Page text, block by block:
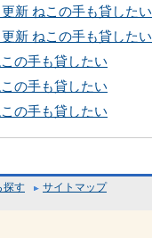
新 ねこの手も貸したい
新 ねこの手も貸したい
の手も貸したい
の手も貸したい
の手も貸したい
探す
サイトマップ